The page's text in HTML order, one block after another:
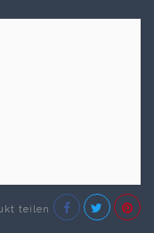
teilen